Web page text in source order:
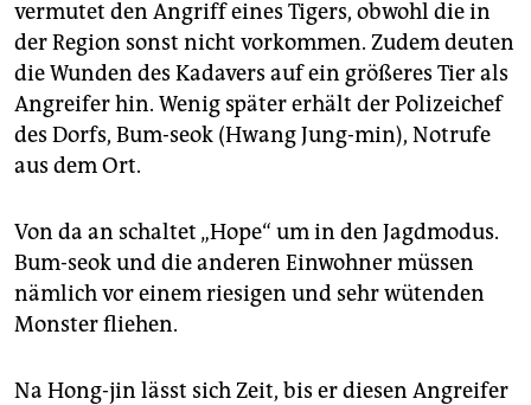
vermutet den Angriff eines Tigers, obwohl die in
der Region sonst nicht vorkommen. Zudem deuten
die Wunden des Kadavers auf ein größeres Tier als
Angreifer hin. Wenig später erhält der Polizeichef
des Dorfs, Bum-seok (Hwang Jung-min), Notrufe
aus dem Ort.
Von da an schaltet „Hope“ um in den Jagdmodus.
Bum-seok und die anderen Einwohner müssen
nämlich vor einem riesigen und sehr wütenden
Monster fliehen.
Na Hong-jin lässt sich Zeit, bis er diesen Angreifer